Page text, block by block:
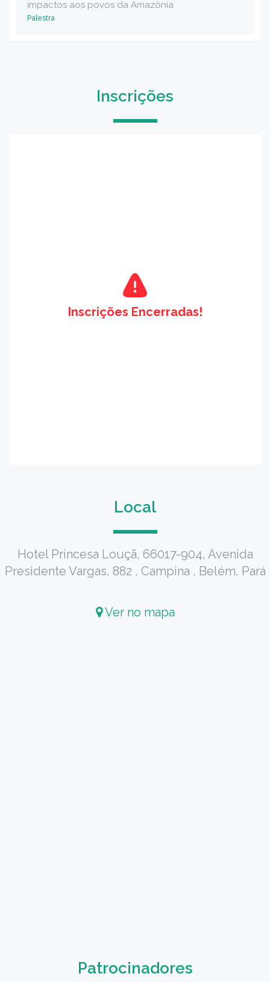
impactos aos povos da Amazônia
Palestra
Inscrições
Inscrições Encerradas!
Local
Hotel Princesa Louçã, 66017-904, Avenida
Presidente Vargas, 882 , Campina , Belém, Pará
Ver no mapa
Patrocinadores